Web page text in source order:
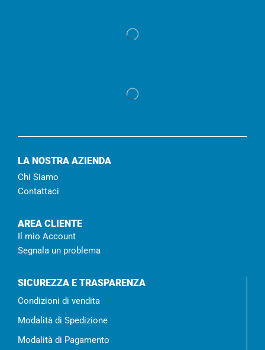
LA NOSTRA AZIENDA
Chi Siamo
Contattaci
AREA CLIENTE
Il mio Account
Segnala un problema
SICUREZZA E TRASPARENZA
Condizioni di vendita
Modalità di Spedizione
Modalità di Pagamento